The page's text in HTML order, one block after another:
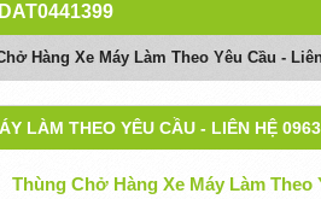
Hàng Xe Máy Làm Theo Yêu Cầu -
LÀM THEO YÊU CẦU - LIÊN HỆ
Thùng Chở Hàng Xe Máy Làm Theo